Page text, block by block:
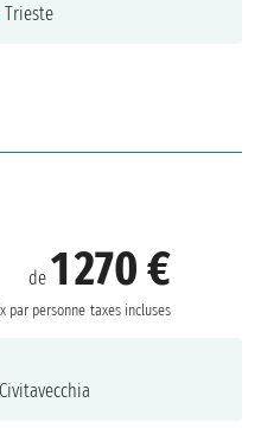
Trieste
de 1 270 €
par personne taxes incluses
Civitavecchia